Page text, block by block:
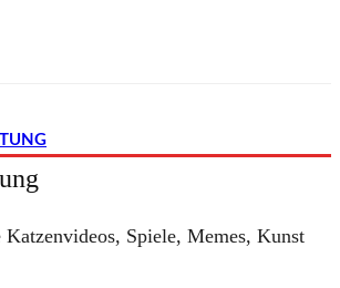
Katzenvideos, Spiele, Memes, Kunst